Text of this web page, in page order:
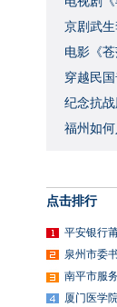
破
京剧武
电影《
穿越民
纪念抗
福州如
点击排行
平安银行
泉州市委
南平市服
厦门医学